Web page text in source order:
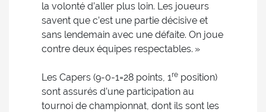
la volonté d’aller plus loin. Les joueurs
savent que c’est une partie décisive et
sans lendemain avec une défaite. On joue
contre deux équipes respectables. »
Les Capers (9-0-1=28 points, 1re position)
sont assurés d’une participation au
tournoi de championnat, dont ils sont les